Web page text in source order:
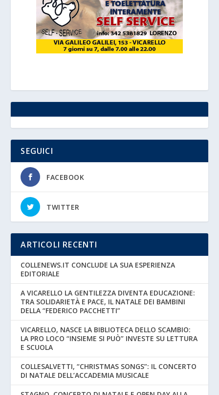
SEGUICI
FACEBOOK
TWITTER
ARTICOLI RECENTI
COLLENEWS.IT CONCLUDE LA SUA ESPERIENZA
EDITORIALE
A VICARELLO LA GENTILEZZA DIVENTA EDUCAZIONE:
TRA SOLIDARIETÀ E PACE, IL NATALE DEI BAMBINI
DELLA “FEDERICO PACCHETTI”
VICARELLO, NASCE LA BIBLIOTECA DELLO SCAMBIO:
LA PRO LOCO “INSIEME SI PUÒ” INVESTE SU LETTURA
E SCUOLA
COLLESALVETTI, “CHRISTMAS SONGS”: IL CONCERTO
DI NATALE DELL’ACCADEMIA MUSICALE